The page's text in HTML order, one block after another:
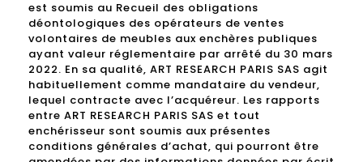
est soumis au Recueil des obligations
déontologiques des opérateurs de ventes
volontaires de meubles aux enchères publiques
ayant valeur réglementaire par arrêté du 30 mars
2022. En sa qualité, ART RESEARCH PARIS SAS agit
habituellement comme mandataire du vendeur,
lequel contracte avec l’acquéreur. Les rapports
entre ART RESEARCH PARIS SAS et tout
enchérisseur sont soumis aux présentes
conditions générales d’achat, qui pourront être